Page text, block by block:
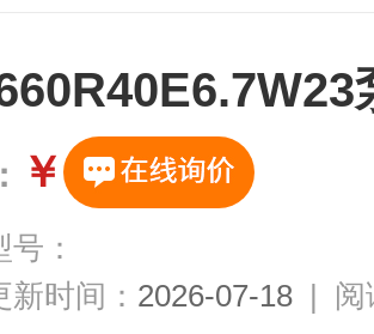
￥
号：
新时间： 2026-07-18 | 阅